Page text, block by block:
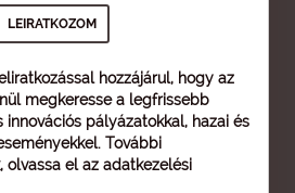
hozzájárul, hogy az
megkeresse a legfrissebb
innovációs pályázatokkal, hazai és
További
olvassa el az adatkezelési